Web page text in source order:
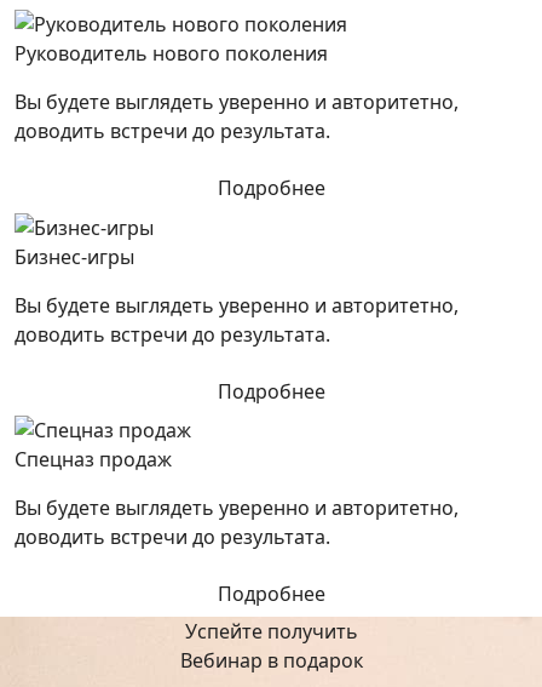
Руководитель нового поколения
Вы будете выглядеть уверенно и авторитетно,
доводить встречи до результата.
Подробнее
Бизнес-игры
Вы будете выглядеть уверенно и авторитетно,
доводить встречи до результата.
Подробнее
Спецназ продаж
Вы будете выглядеть уверенно и авторитетно,
доводить встречи до результата.
Подробнее
Успейте получить
Вебинар в подарок